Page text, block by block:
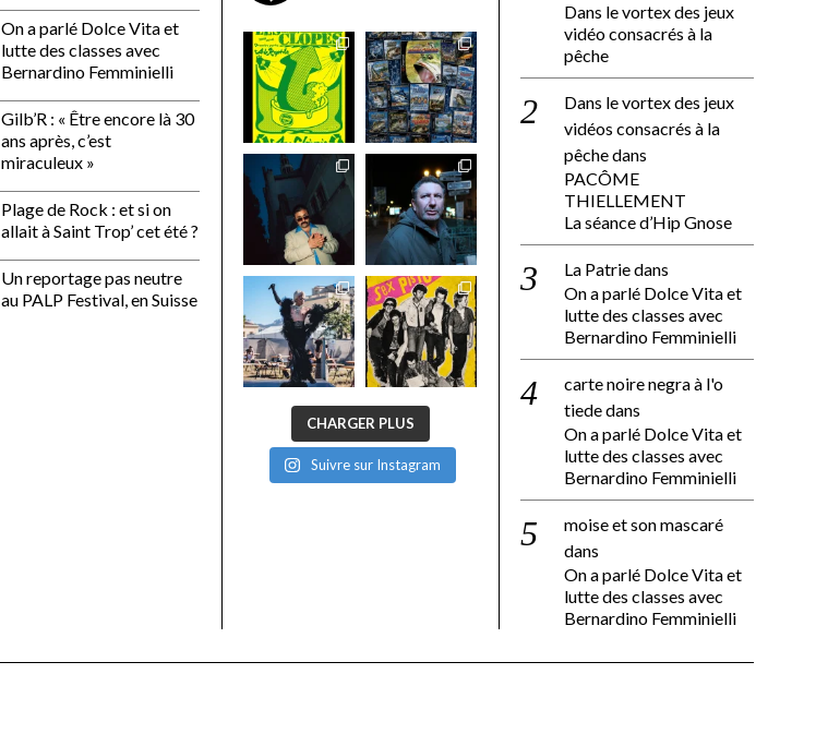
On a parlé Dolce Vita et
lutte des classes avec
Bernardino Femminielli
Gilb’R : « Être encore là 30
ans après, c’est
miraculeux »
Plage de Rock : et si on
allait à Saint Trop’ cet été ?
Un reportage pas neutre
au PALP Festival, en Suisse
CHARGER PLUS
Suivre sur Instagram
Dans le vortex des jeux
vidéo consacrés à la
pêche
Dans le vortex des jeux
vidéos consacrés à la
pêchedans
PACÔME
THIELLEMENT
La séance d’Hip Gnose
La Patriedans
On a parlé Dolce Vita et
lutte des classes avec
Bernardino Femminielli
carte noire negra à l'o
tiededans
On a parlé Dolce Vita et
lutte des classes avec
Bernardino Femminielli
moise et son mascaré
dans
On a parlé Dolce Vita et
lutte des classes avec
Bernardino Femminielli